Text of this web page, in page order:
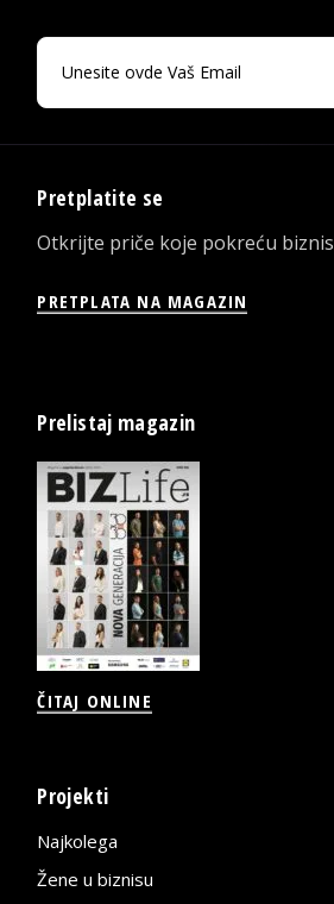
Pretplatite se
Otkrijte priče koje pokreću biznis
PRETPLATA NA MAGAZIN
Prelistaj magazin
ČITAJ ONLINE
Projekti
Najkolega
Žene u biznisu